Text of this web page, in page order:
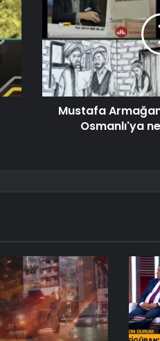
Mustafa
Osmanlı'ya